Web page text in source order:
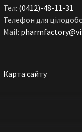
Тел: (0412)-48-11-31
Телефон для
Mail:
Карта сайту